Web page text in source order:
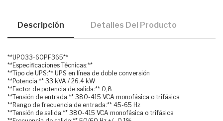
Descripción Detalles Del Producto
**UPO33-60PF365**
**Especificaciones Técnicas:**
**Tipo de UPS:** UPS en línea de doble conversión
**Potencia:** 33 kVA / 26.4 kW
**Factor de potencia de salida:** 0,8
**Tensión de entrada:** 380-415 VCA monofásica o trifásica
**Rango de frecuencia de entrada:** 45-65 Hz
**Tensión de salida:** 380-415 VCA monofásica o trifásica